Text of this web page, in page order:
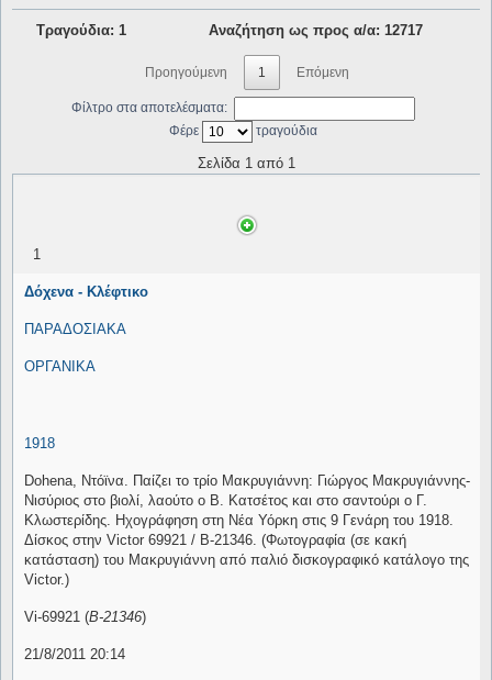
Τραγούδια: 1 Αναζήτηση ως προς α/α: 12717
Προηγούμενη 1 Επόμενη
Φίλτρο στα αποτελέσματα:
Φέρε
τραγούδια
Σελίδα 1 από 1
1
Δόχενα - Κλέφτικο
ΠΑΡΑΔΟΣΙΑΚΑ
ΟΡΓΑΝΙΚΑ
1918
Dohena, Ντόϊνα. Παίζει το τρίο Μακρυγιάννη: Γιώργος Μακρυγιάννης-
Νισύριος στο βιολί, λαούτο ο Β. Κατσέτος και στο σαντούρι ο Γ.
Κλωστερίδης. Ηχογράφηση στη Νέα Υόρκη στις 9 Γενάρη του 1918.
Δίσκος στην Victor 69921 / B-21346. (Φωτογραφία (σε κακή
κατάσταση) του Μακρυγιάννη από παλιό δισκογραφικό κατάλογο της
Victor.)
Vi-69921 (B-21346)
21/8/2011 20:14